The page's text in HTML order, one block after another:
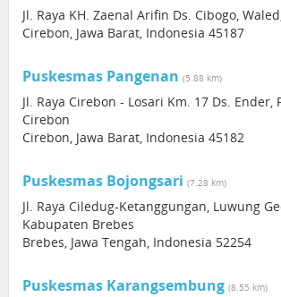
Jl. Raya KH. Zaenal Arifin Ds. Cibogo,
Cirebon, Jawa Barat, Indonesia 45187
Puskesmas Pangenan (5.88 km)
Jl. Raya Cirebon - Losari Km. 17 Ds. Ender,
Cirebon
Cirebon, Jawa Barat, Indonesia 45182
Puskesmas Bojongsari (7.28 km)
Jl. Raya Ciledug-Ketanggungan, Luwung
Kabupaten Brebes
Brebes, Jawa Tengah, Indonesia 52254
Puskesmas Karangsembung (8.55 km)